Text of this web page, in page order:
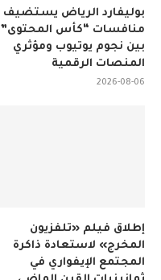
بوليفارد الرياض يستضيف
منافسات “كأس المحتوى”
بين نجوم يوتيوب ومؤثري
المنصات الرقمية
2026-08-06
إطلاق فيلم «تلفزيون
المخرج» لاستعادة ذاكرة
المجتمع الإيفواري في